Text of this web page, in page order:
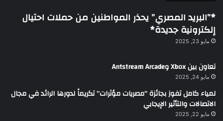
*”البريد المصري” يحذر المواطنين من حملات احتيال
إلكترونية جديدة*
مايو 23, 2025
تعاون بين Xbox وAntstream Arcade
مايو 24, 2025
لمياء كامل تفوز بجائزة “مصريات مؤثرات” تكريماً لدورها الرائد في مجال
الاتصالات والتأثير الإيجابي
مايو 22, 2025